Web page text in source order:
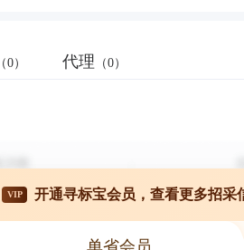
（0） 代理 （0）
VIP 开通寻标宝会员，查看更多招采
单省会员